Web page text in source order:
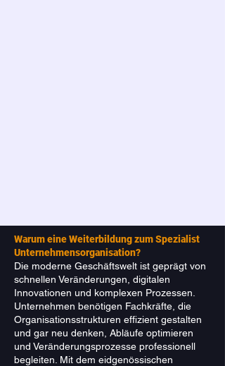
​Warum eine Weiterbildung zum Spezialist
Unternehmensorganisation?
Die moderne Geschäftswelt ist geprägt von
schnellen Veränderungen, digitalen
Innovationen und komplexen Prozessen.
Unternehmen benötigen Fachkräfte, die
Organisationsstrukturen effizient gestalten
und gar neu denken, Abläufe optimieren
und Veränderungsprozesse professionell
begleiten. Mit dem eidgenössischen